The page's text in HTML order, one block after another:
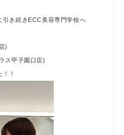
引き続きECC美容専門学校へ
)
ス甲子園口店)
！